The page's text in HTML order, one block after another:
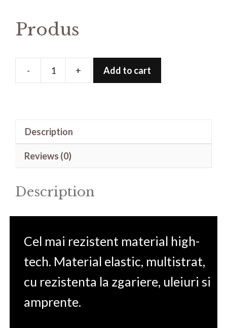
Produs
-
Produs
+ Add to cart
Description
Reviews (0)
Description
Cel mai rezistent material high-
tech. Material elastic, multistrat,
cu rezistenta la zgariere, uleiuri si
amprente.